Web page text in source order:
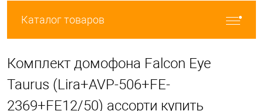
Каталог товаров
Комплект домофона Falcon Eye
Taurus (Lira+AVP-506+FE-
2369+FE12/50) ассорти купить